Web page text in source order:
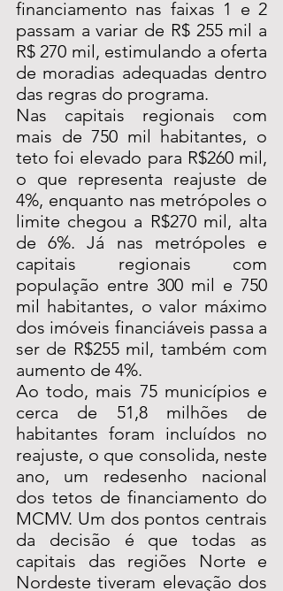
financiamento nas faixas 1 e 2
passam a variar de R$ 255 mil a
R$ 270 mil, estimulando a oferta
de moradias adequadas dentro
das regras do programa.
Nas capitais regionais com
mais de 750 mil habitantes, o
teto foi elevado para R$260 mil,
o que representa reajuste de
4%, enquanto nas metrópoles o
limite chegou a R$270 mil, alta
de 6%. Já nas metrópoles e
capitais regionais com
população entre 300 mil e 750
mil habitantes, o valor máximo
dos imóveis financiáveis passa a
ser de R$255 mil, também com
aumento de 4%.
Ao todo, mais 75 municípios e
cerca de 51,8 milhões de
habitantes foram incluídos no
reajuste, o que consolida, neste
ano, um redesenho nacional
dos tetos de financiamento do
MCMV. Um dos pontos centrais
da decisão é que todas as
capitais das regiões Norte e
Nordeste tiveram elevação dos